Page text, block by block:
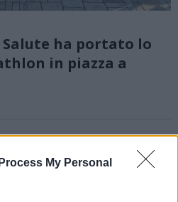
My Personal
Salute ha portato lo
in piazza a